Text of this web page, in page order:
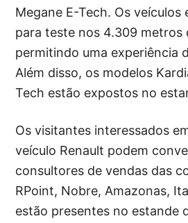
Megane E-Tech. Os veículos
para teste nos 4.309 metros
permitindo uma experiência
Além disso, os modelos
Tech estão expostos no
Os visitantes interessados
veículo Renault podem
consultores de vendas das
RPoint, Nobre, Amazonas,
estão presentes no estande